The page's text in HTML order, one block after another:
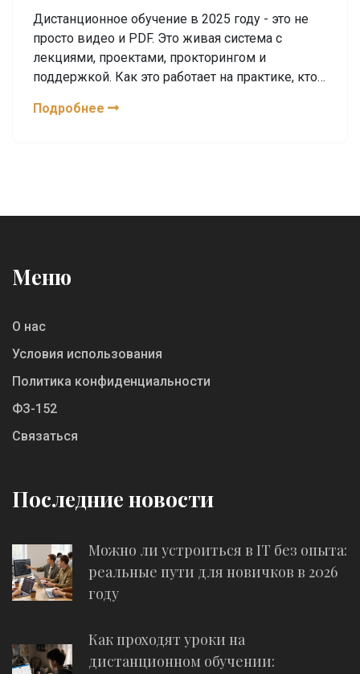
это работает
Дистанционное обучение в 2025 году - это не
просто видео и PDF. Это живая система с
лекциями, проектами, прокторингом и
поддержкой. Как это работает на практике, кто
реальные примеры.
Подробнее
Меню
О нас
Условия использования
Политика конфиденциальности
ФЗ-152
Связаться
Последние новости
Можно ли устроиться в IT без опыта:
реальные пути для новичков в 2026
году
Как проходят уроки на
дистанционном обучении: